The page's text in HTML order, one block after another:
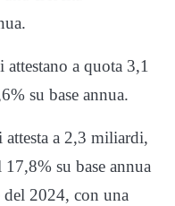
a quota 3,1
su base annua.
a 2,3 miliardi,
su base annua
2024, con una